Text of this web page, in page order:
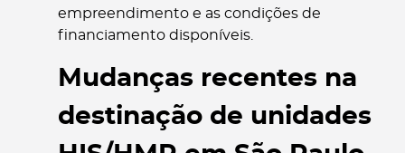
empreendimento e as condições de
financiamento disponíveis.
Mudanças recentes na
destinação de unidades